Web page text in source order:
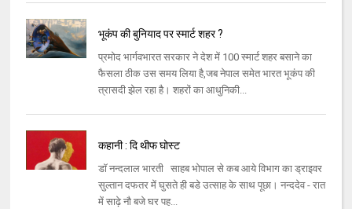
भूकंप की बुनियाद पर स्मार्ट शहर ?
प्रमोद भार्गवभारत सरकार ने देश में 100 स्मार्ट शहर बसाने का
फैसला ठीक उस समय लिया है,जब नेपाल समेत भारत भूकंप की
त्रासदी झेल रहा है। शहरों का आधुनिकी...
कहानी : दि थीफ घोस्ट
डॉ नन्दलाल भारती साहब भोपाल से कब आये विभाग का ड्राइवर
सुल्तान दफतर में घुसते ही बडे उत्साह के साथ पूछा। नन्ददेव - रात
में साढ़े नौ बजे घर पह...